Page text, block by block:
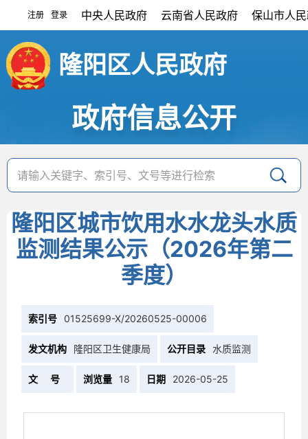
注册 登录 中央人民政府 云南省人民政府 保山市人
隆阳区人民政府
政府信息公开
隆阳区城市饮用水水龙头水质
监测结果公示（2026年第二
季度）
索引号 01525699-X/20260525-00006
发文机构 隆阳区卫生健康局 公开目录 水质监测
文 号 浏览量 18 日期 2026-05-25